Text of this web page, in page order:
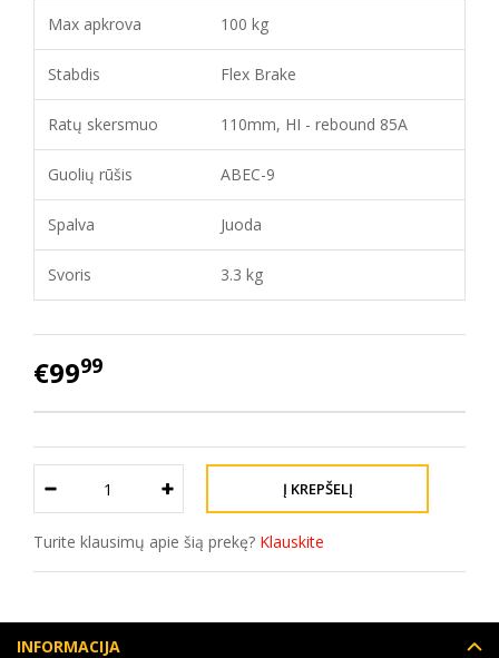
Max apkrova 100 kg
Stabdis Flex Brake
Ratų skersmuo 110mm, HI - rebound 85A
Guolių rūšis ABEC-9
Spalva Juoda
Svoris 3.3 kg
€9999
Turite klausimų apie šią prekę? Klauskite
INFORMACIJA